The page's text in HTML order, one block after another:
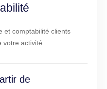
et comptabilité clients
votre activité
de